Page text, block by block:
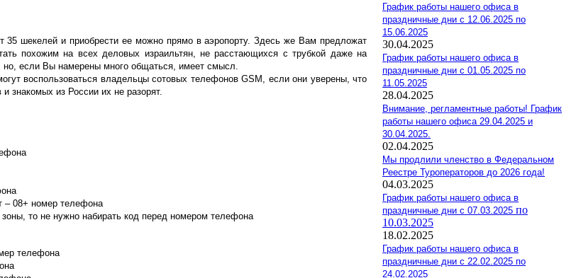
35 шекелей и приобрести ее можно прямо в аэропорту. Здесь же Вам предложат
похожим на всех деловых израильтян, не расстающихся с трубкой даже на
но, если Вы намерены много общаться, имеет смысл.
воспользоваться владельцы сотовых телефонов GSM, если они уверены, что
знакомых из России их не разорят.
– 08+ номер телефона
то не нужно набирать код перед номером телефона
телефона
График работы нашего офиса в
праздничные дни с 12.06.2025 по
15.06.2025
30.04.2025
График работы нашего офиса в
праздничные дни с 01.05.2025 по
11.05.2025
28.04.2025
Внимание, регламентные работы! График
работы нашего офиса 29.04.2025 и
30.04.2025.
02.04.2025
Мы продлили членство в Федеральном
Реестре Туроператоров до 2026 года!
04.03.2025
График работы нашего офиса в
праздничные дни с 07.03.2025 по
10.03.2025
18.02.2025
График работы нашего офиса в
праздничные дни с 22.02.2025 по
24.02.2025